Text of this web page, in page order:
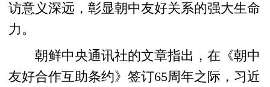
访意义深远，彰显朝中友好关系的强大生命
力。
朝鲜中央通讯社的文章指出，在《朝中
友好合作互助条约》签订65周年之际，习近